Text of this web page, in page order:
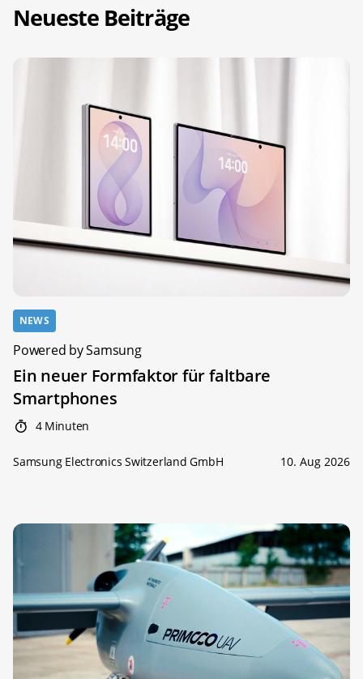
Neueste Beiträge
NEWS
Powered by Samsung
Ein neuer Formfaktor für faltbare
Smartphones
4 Minuten
Samsung Electronics Switzerland GmbH 10. Aug 2026